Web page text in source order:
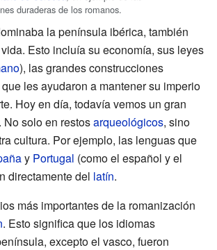
duraderas de los romanos.
la península ibérica, también
Esto incluía su economía, sus leyes
), las grandes construcciones
les ayudaron a mantener su imperio
Hoy en día, todavía vemos un gran
solo en restosarqueológicos, sino
cultura. Por ejemplo, las lenguas que
y Portugal (como el español y el
directamente del latín.
más importantes de la romanización
. Esto significa que los idiomas
excepto el vasco, fueron